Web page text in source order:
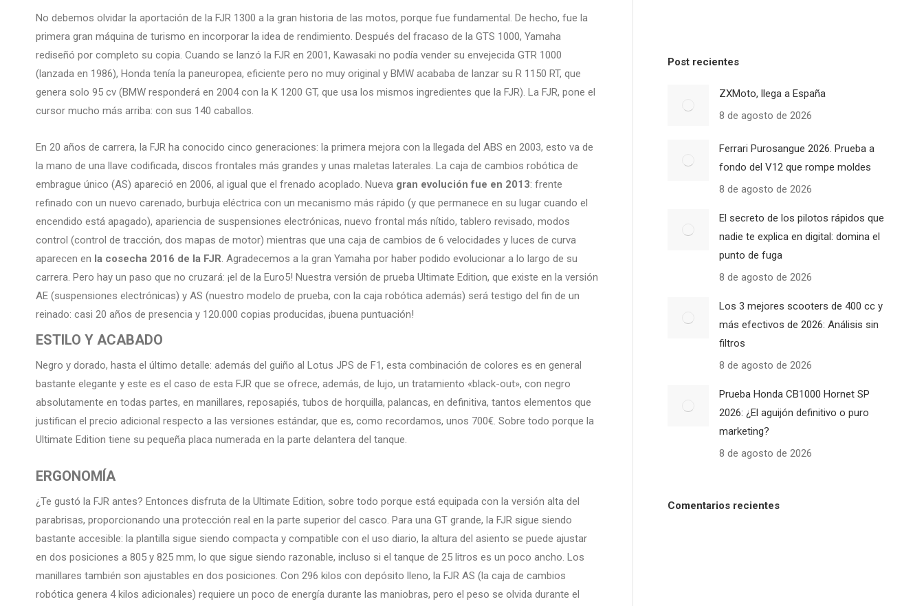
No debemos olvidar la aportación de la FJR 1300 a la gran historia de las motos, porque fue fundamental. De hecho, fue la
primera gran máquina de turismo en incorporar la idea de rendimiento. Después del fracaso de la GTS 1000, Yamaha
rediseñó por completo su copia. Cuando se lanzó la FJR en 2001, Kawasaki no podía vender su envejecida GTR 1000
(lanzada en 1986), Honda tenía la paneuropea, eficiente pero no muy original y BMW acababa de lanzar su R 1150 RT, que
genera solo 95 cv (BMW responderá en 2004 con la K 1200 GT, que usa los mismos ingredientes que la FJR). La FJR, pone el
cursor mucho más arriba: con sus 140 caballos.
En 20 años de carrera, la FJR ha conocido cinco generaciones: la primera mejora con la llegada del ABS en 2003, esto va de
la mano de una llave codificada, discos frontales más grandes y unas maletas laterales. La caja de cambios robótica de
embrague único (AS) apareció en 2006, al igual que el frenado acoplado. Nueva gran evolución fue en 2013: frente
refinado con un nuevo carenado, burbuja eléctrica con un mecanismo más rápido (y que permanece en su lugar cuando el
encendido está apagado), apariencia de suspensiones electrónicas, nuevo frontal más nítido, tablero revisado, modos
control (control de tracción, dos mapas de motor) mientras que una caja de cambios de 6 velocidades y luces de curva
aparecen en la cosecha 2016 de la FJR. Agradecemos a la gran Yamaha por haber podido evolucionar a lo largo de su
carrera. Pero hay un paso que no cruzará: ¡el de la Euro5! Nuestra versión de prueba Ultimate Edition, que existe en la versión
AE (suspensiones electrónicas) y AS (nuestro modelo de prueba, con la caja robótica además) será testigo del fin de un
reinado: casi 20 años de presencia y 120.000 copias producidas, ¡buena puntuación!
ESTILO Y ACABADO
Negro y dorado, hasta el último detalle: además del guiño al Lotus JPS de F1, esta combinación de colores es en general
bastante elegante y este es el caso de esta FJR que se ofrece, además, de lujo, un tratamiento «black-out», con negro
absolutamente en todas partes, en manillares, reposapiés, tubos de horquilla, palancas, en definitiva, tantos elementos que
justifican el precio adicional respecto a las versiones estándar, que es, como recordamos, unos 700€. Sobre todo porque la
Ultimate Edition tiene su pequeña placa numerada en la parte delantera del tanque.
ERGONOMÍA
¿Te gustó la FJR antes? Entonces disfruta de la Ultimate Edition, sobre todo porque está equipada con la versión alta del
parabrisas, proporcionando una protección real en la parte superior del casco. Para una GT grande, la FJR sigue siendo
bastante accesible: la plantilla sigue siendo compacta y compatible con el uso diario, la altura del asiento se puede ajustar
en dos posiciones a 805 y 825 mm, lo que sigue siendo razonable, incluso si el tanque de 25 litros es un poco ancho. Los
manillares también son ajustables en dos posiciones. Con 296 kilos con depósito lleno, la FJR AS (la caja de cambios
robótica genera 4 kilos adicionales) requiere un poco de energía durante las maniobras, pero el peso se olvida durante el
Post recientes
ZXMoto, llega a España
8 de agosto de 2026
Ferrari Purosangue 2026. Prueba a
fondo del V12 que rompe moldes
8 de agosto de 2026
El secreto de los pilotos rápidos que
nadie te explica en digital: domina el
punto de fuga
8 de agosto de 2026
Los 3 mejores scooters de 400 cc y
más efectivos de 2026: Análisis sin
filtros
8 de agosto de 2026
Prueba Honda CB1000 Hornet SP
2026: ¿El aguijón definitivo o puro
marketing?
8 de agosto de 2026
Comentarios recientes